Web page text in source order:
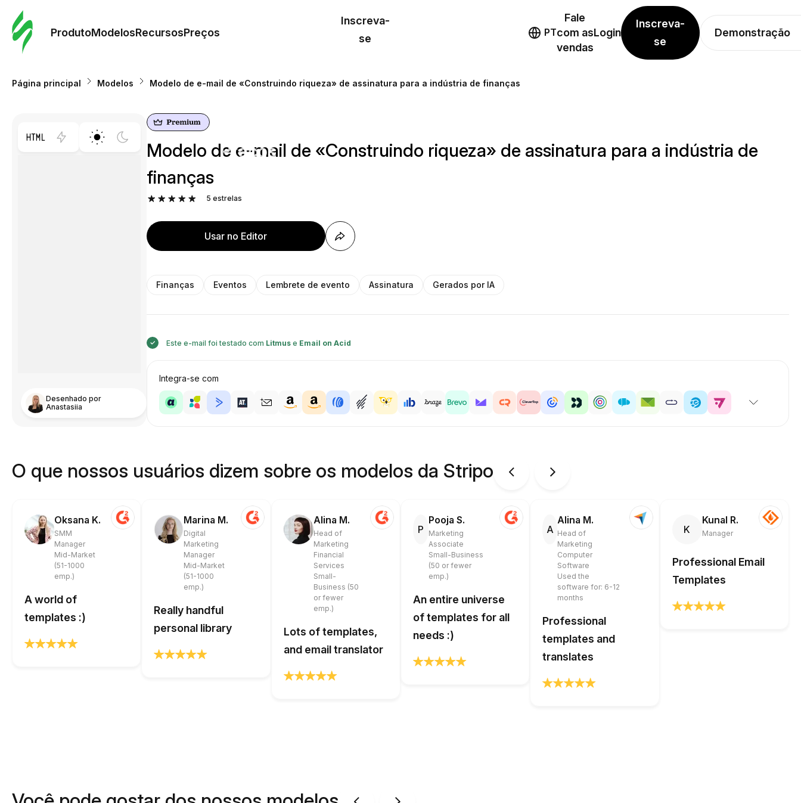
ProdutoModelosRecursosPreços
Preços
Inscreva-
se
PT
Fale
com as
vendas
Login
Inscreva-
se
Demonstração
Página principal Modelos Modelo de e-mail de «Construindo riqueza» de assinatura para a indústria de finanças
Desenhado por
Anastasiia
Modelo de e-mail de «Construindo riqueza» de assinatura para a indústria de
finanças
5 estrelas
Usar no Editor
Finanças Eventos Lembrete de evento Assinatura Gerados por IA
Este e-mail foi testado com Litmuse Email on Acid
Integra-se com
O que nossos usuários dizem sobre os modelos da Stripo
Oksana K.
SMM
Manager
Mid-Market
(51-1000
emp.)
A world of
templates :)
Marina M.
Digital
Marketing
Manager
Mid-Market
(51-1000
emp.)
Really handful
personal library
Alina M.
Head of
Marketing
Financial
Services
Small-
Business (50
or fewer
emp.)
Lots of templates,
and email translator
P
Pooja S.
Marketing
Associate
Small-Business
(50 or fewer
emp.)
An entire universe
of templates for all
needs :)
A
Alina M.
Head of
Marketing
Computer
Software
Used the
software for: 6-12
months
Professional
templates and
translates
K
Kunal R.
Manager
Professional Email
Templates